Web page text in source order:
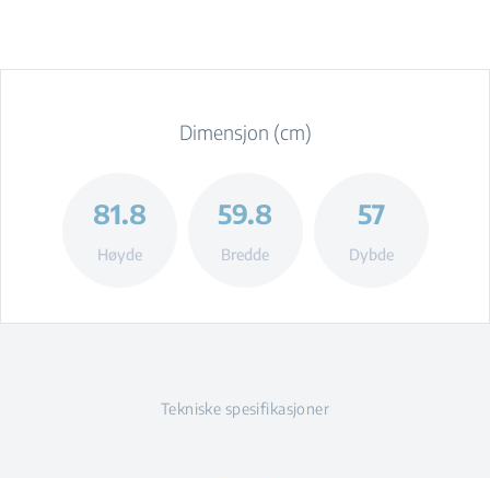
Dimensjon (cm)
81.8
Høyde
59.8
Bredde
57
Dybde
Tekniske spesifikasjoner